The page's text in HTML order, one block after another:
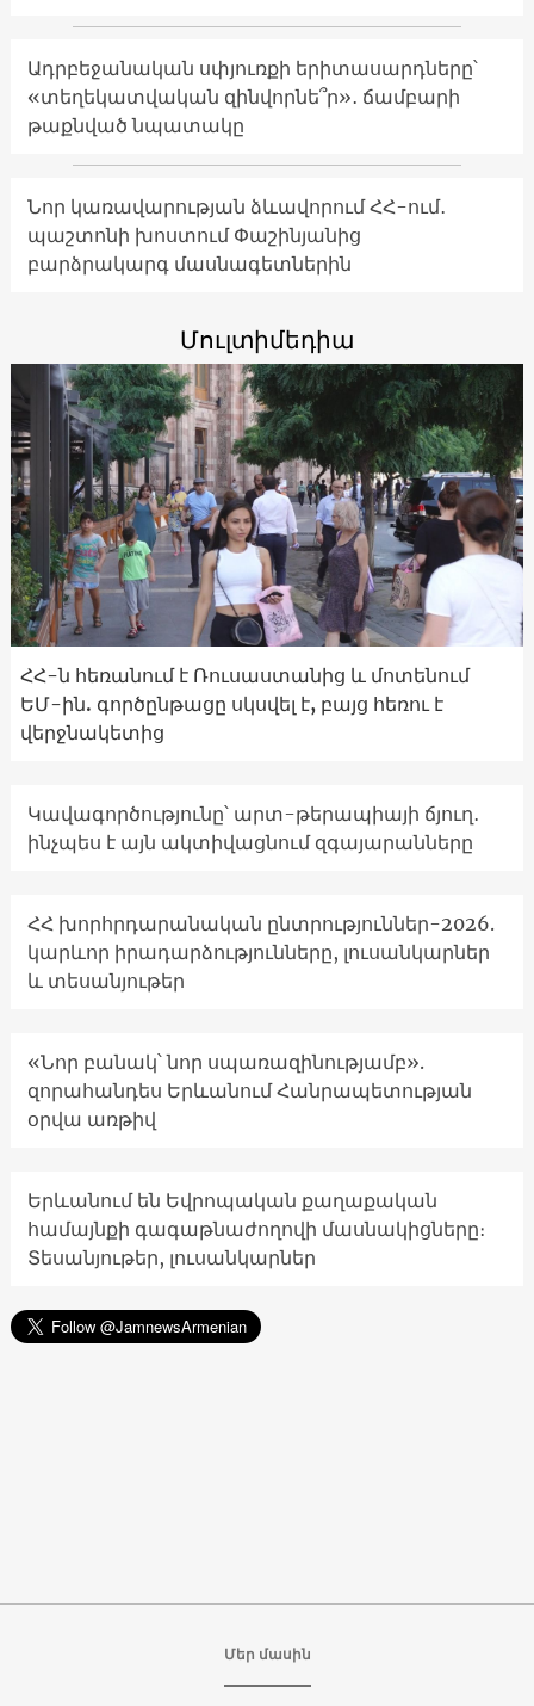
Ադրբեջանական սփյուռքի երիտասարդները՝
«տեղեկատվական զինվորնե՞ր»․ ճամբարի
թաքնված նպատակը
Նոր կառավարության ձևավորում ՀՀ-ում․
պաշտոնի խոստում Փաշինյանից
բարձրակարգ մասնագետներին
Մուլտիմեդիա
ՀՀ-ն հեռանում է Ռուսաստանից և մոտենում
ԵՄ-ին. գործընթացը սկսվել է, բայց հեռու է
վերջնակետից
Կավագործությունը՝ արտ-թերապիայի ճյուղ․
ինչպես է այն ակտիվացնում զգայարանները
ՀՀ խորհրդարանական ընտրություններ-2026.
կարևոր իրադարձությունները, լուսանկարներ
և տեսանյութեր
«Նոր բանակ՝ նոր սպառազինությամբ».
զորահանդես Երևանում Հանրապետության
օրվա առթիվ
Երևանում են Եվրոպական քաղաքական
համայնքի գագաթնաժողովի մասնակիցները։
Տեսանյութեր, լուսանկարներ
Մեր մասին